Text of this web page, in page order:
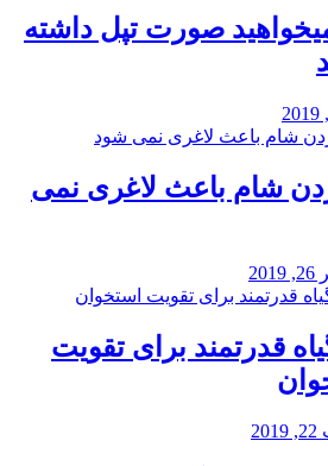
صورت تپل داشته
شام باعث لاغری نمی
قدرتمند برای تقویت